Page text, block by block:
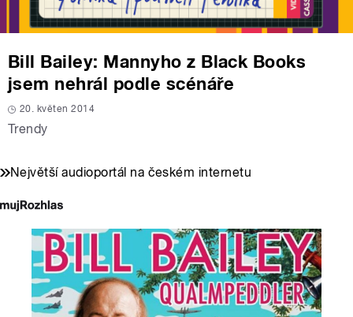
Bill Bailey: Mannyho z Black Books
jsem nehrál podle scénáře
20. květen 2014
Trendy
Největší audioportál na českém internetu